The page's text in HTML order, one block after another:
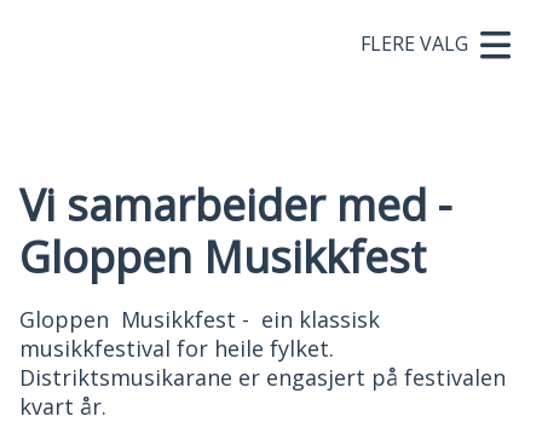
FLERE VALG
Vi samarbeider med -
Gloppen Musikkfest
Gloppen Musikkfest - ein klassisk
musikkfestival for heile fylket.
Distriktsmusikarane er engasjert på festivalen
kvart år.